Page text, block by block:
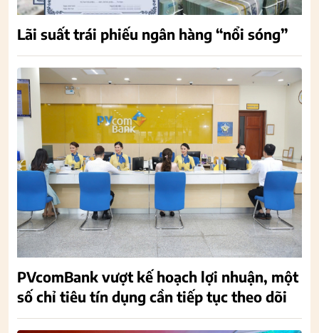
Lãi suất trái phiếu ngân hàng “nổi sóng”
PVcomBank vượt kế hoạch lợi nhuận, một
số chỉ tiêu tín dụng cần tiếp tục theo dõi